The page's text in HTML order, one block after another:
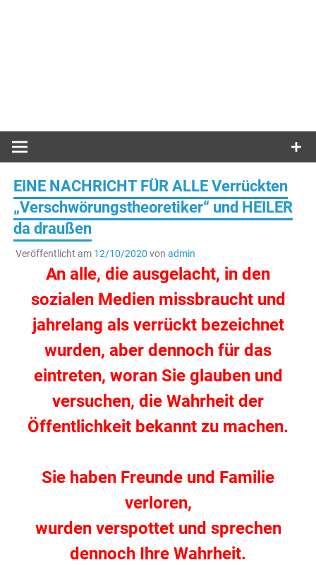
EINE NACHRICHT FÜR ALLE Verrückten
„Verschwörungstheoretiker“ und HEILER
da draußen
Veröffentlicht am 12/10/2020 von admin
An alle, die ausgelacht, in den
sozialen Medien missbraucht und
jahrelang als verrückt bezeichnet
wurden, aber dennoch für das
eintreten, woran Sie glauben und
versuchen, die Wahrheit der
Öffentlichkeit bekannt zu machen.
Sie haben Freunde und Familie
verloren,
wurden verspottet und sprechen
dennoch Ihre Wahrheit.